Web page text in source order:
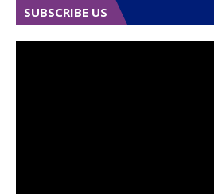
SUBSCRIBE US